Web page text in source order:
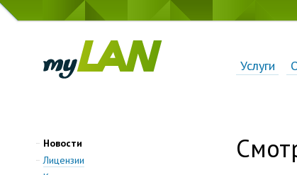
Услуги
Новости
Лицензии